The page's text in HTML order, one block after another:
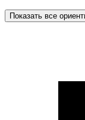
Показать все